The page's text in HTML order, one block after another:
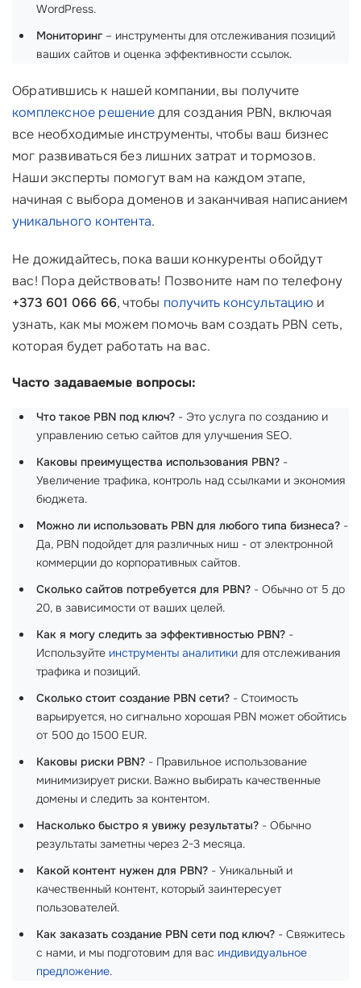
WordPress.
Мониторинг – инструменты для отслеживания позиций
ваших сайтов и оценка эффективности ссылок.
Обратившись к нашей компании, вы получите
комплексное решениедля создания PBN, включая
все необходимые инструменты, чтобы ваш бизнес
мог развиваться без лишних затрат и тормозов.
Наши эксперты помогут вам на каждом этапе,
начиная с выбора доменов и заканчивая написанием
уникального контента.
Не дожидайтесь, пока ваши конкуренты обойдут
вас! Пора действовать! Позвоните нам по телефону
+373 601 066 66, чтобы получить консультацию и
узнать, как мы можем помочь вам создать PBN сеть,
которая будет работать на вас.
Часто задаваемые вопросы:
Что такое PBN под ключ? - Это услуга по созданию и
управлению сетью сайтов для улучшения SEO.
Каковы преимущества использования PBN? -
Увеличение трафика, контроль над ссылками и экономия
бюджета.
Можно ли использовать PBN для любого типа бизнеса? -
Да, PBN подойдет для различных ниш - от электронной
коммерции до корпоративных сайтов.
Сколько сайтов потребуется для PBN? - Обычно от 5 до
20, в зависимости от ваших целей.
Как я могу следить за эффективностью PBN? -
Используйте инструменты аналитики для отслеживания
трафика и позиций.
Сколько стоит создание PBN сети? - Стоимость
варьируется, но сигнально хорошая PBN может обойтись
от 500 до 1500 EUR.
Каковы риски PBN? - Правильное использование
минимизирует риски. Важно выбирать качественные
домены и следить за контентом.
Насколько быстро я увижу результаты? - Обычно
результаты заметны через 2-3 месяца.
Какой контент нужен для PBN? - Уникальный и
качественный контент, который заинтересует
пользователей.
Как заказать создание PBN сети под ключ? - Свяжитесь
с нами, и мы подготовим для вас индивидуальное
предложение.